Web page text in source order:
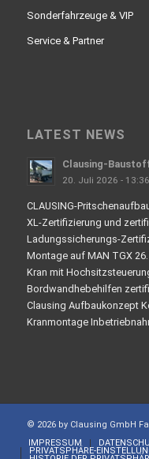
Sonderfahrzeuge & VIP
Service & Partner
LATEST NEWS
Clausing-
20. Juli 2026 - 13:36
CLAUSING-
XL-Zertifizierung und
Ladungssicherungs-
Montage auf MAN TGX
Kran mit
Bordwandhebehilfen
Clausing Aufbaukonzept
Kranmontage
© 2026 by Clausing GmbH
IMPRESSUM
PRIVATSPHÄRE-